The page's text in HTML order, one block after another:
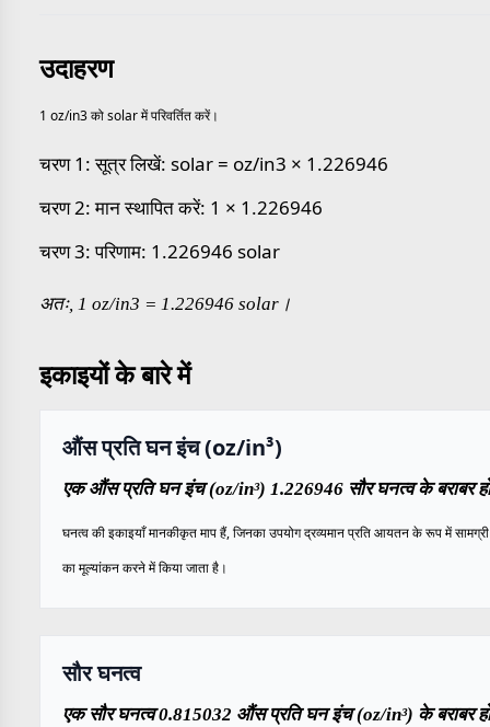
उदाहरण
1 oz/in3 को solar में परिवर्तित करें।
चरण 1: सूत्र लिखें: solar = oz/in3 × 1.226946
चरण 2: मान स्थापित करें: 1 × 1.226946
चरण 3: परिणाम: 1.226946 solar
अतः, 1 oz/in3 = 1.226946 solar।
इकाइयों के बारे में
औंस प्रति घन इंच (oz/in³)
एक औंस प्रति घन इंच (oz/in³) 1.226946 सौर घनत्व के बराबर
घनत्व की इकाइयाँ मानकीकृत माप हैं, जिनका उपयोग द्रव्यमान प्रति आयतन के रूप में
का मूल्यांकन करने में किया जाता है।
सौर घनत्व
एक सौर घनत्व 0.815032 औंस प्रति घन इंच (oz/in³) के बराबर